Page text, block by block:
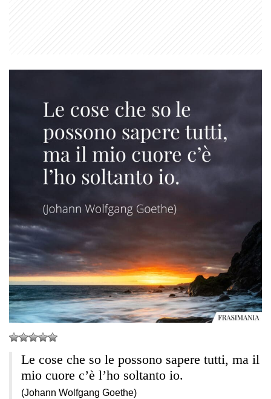
Le cose che so le possono sapere tutti, ma il
mio cuore c’è l’ho soltanto io.
(Johann Wolfgang Goethe)